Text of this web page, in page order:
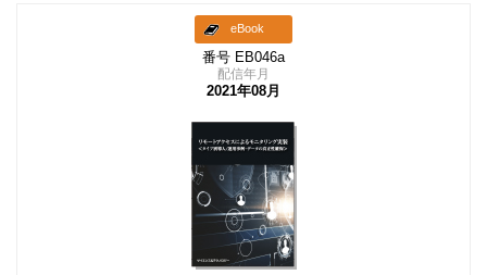
eBook
番号 EB046a
配信年月
2021年08月